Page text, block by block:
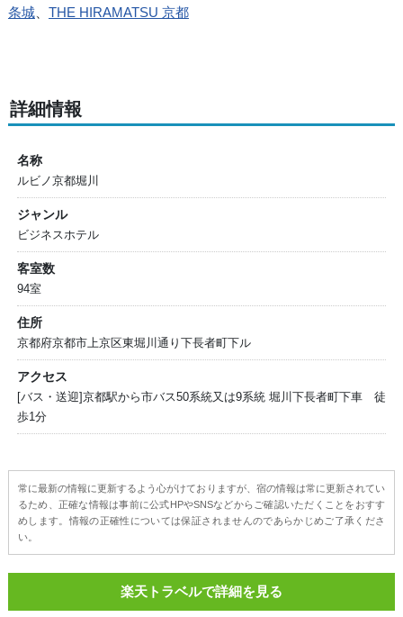
条城、 THE HIRAMATSU 京都
詳細情報
名称
ルビノ京都堀川
ジャンル
ビジネスホテル
客室数
94室
住所
京都府京都市上京区東堀川通り下長者町下ル
アクセス
[バス・送迎]京都駅から市バス50系統又は9系統 堀川下長者町下車 徒
歩1分
常に最新の情報に更新するよう心がけておりますが、宿の情報は常に更新されてい
るため、正確な情報は事前に公式HPやSNSなどからご確認いただくことをおすす
めします。情報の正確性については保証されませんのであらかじめご了承くださ
い。
楽天トラベルで詳細を見る